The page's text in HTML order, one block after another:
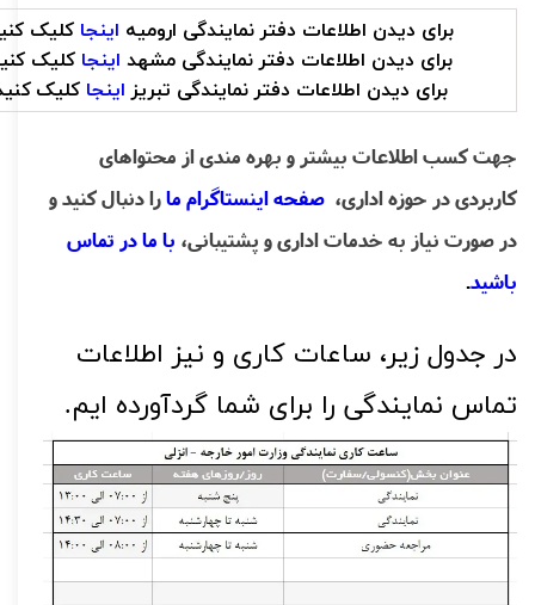
برای دیدن اطلاعات دفتر نمایندگی ارومیه اینجا کلیک
برای دیدن اطلاعات دفتر نمایندگی مشهد اینجا کلیک
برای دیدن اطلاعات دفتر نمایندگی تبریز اینجا کلیک
کاربردی در حوزه اداری، صفحه اینستاگرام ما
در صورت نیاز به خدمات اداری و پشتیبانی،
باشید.
در جدول زیر، ساعات کاری و نیز اطلاعات
تماس نمایندگی را برای شما گردآورده ایم.